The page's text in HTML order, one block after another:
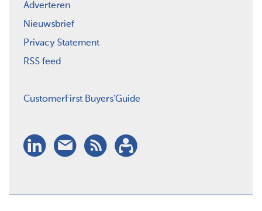
Adverteren
Nieuwsbrief
Privacy Statement
RSS feed
CustomerFirst Buyers'Guide
LinkedIn
Nieuwsbrief
RSSAbonneren